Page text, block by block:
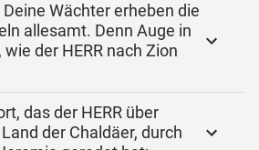
Wächter erheben die
allesamt. Denn Auge in
der HERR nach Zion
das der HERR über
der Chaldäer, durch